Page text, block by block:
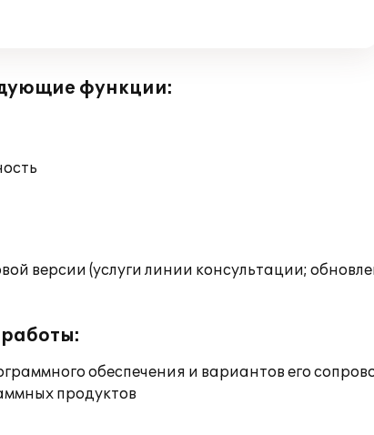
функции:
версии (услуги линии консультации;
обеспечения и вариантов его
продуктов